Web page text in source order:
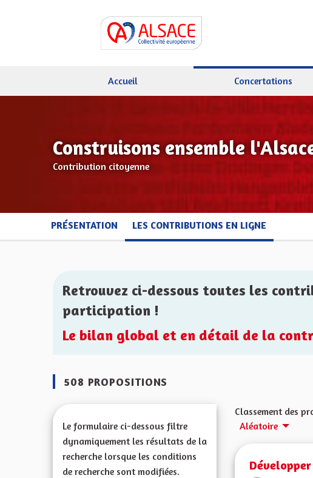
Accueil Concertations
Construisons ensemble
Contribution citoyenne
PRÉSENTATION LES CONTRIBUTIONS EN LIGNE
Retrouvez ci-dessous toutes les
participation !
Le bilan global et en détail de la
508 PROPOSITIONS
Le formulaire ci-dessous filtre
dynamiquement les résultats de la
recherche lorsque les conditions
de recherche sont modifiées.
Classement des
Aléatoire